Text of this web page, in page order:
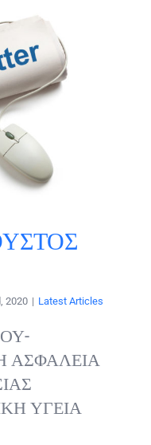
2020 | Latest Articles
ΑΣΦΑΛΕΙΑ
ΥΓΕΙΑ